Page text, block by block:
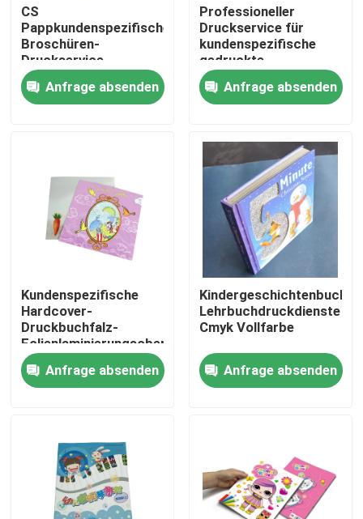
Nach Hause
Über uns
Produkte
Farbton-Buch-Drucken
Bilderbuch-Drucken
Drucksachefördermaschinentaschen
Lehrbuch-Druckservices
CS
Pappkundenspezifische
Broschüren-
Druckservice-
Farbbroschüren-
perfekte Grenze
Anfrage absenden
Professioneller
Druckservice für
kundenspezifische
gedruckte
Broschüren, perfekt
gebunden und
gebunden
Anfrage absenden
Kundenspezifische
Hardcover-
Druckbuchfalz-
Folienlaminierungsoberflächenbeschaffenheit
Anfrage absenden
Kindergeschichtenbuch
Lehrbuchdruckdienste
Cmyk Vollfarbe
Anfrage absenden